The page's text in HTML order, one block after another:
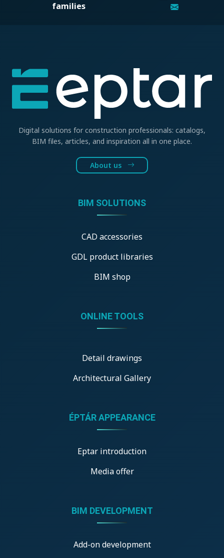
families
Digital solutions for construction professionals: catalogs,
BIM files, articles, and inspiration all in one place.
About us
BIM SOLUTIONS
CAD accessories
GDL product libraries
BIM shop
ONLINE TOOLS
Detail drawings
Architectural Gallery
ÉPTÁR APPEARANCE
Eptar introduction
Media offer
BIM DEVELOPMENT
Add-on development